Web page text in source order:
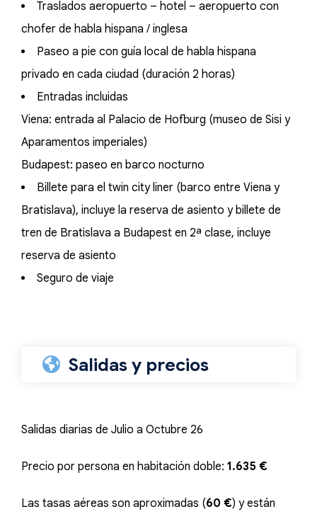
Traslados aeropuerto – hotel – aeropuerto con
chofer de habla hispana / inglesa
Paseo a pie con guía local de habla hispana
privado en cada ciudad (duración 2 horas)
Entradas incluidas
Viena: entrada al Palacio de Hofburg (museo de Sisi y
Aparamentos imperiales)
Budapest: paseo en barco nocturno
Billete para el twin city liner (barco entre Viena y
Bratislava), incluye la reserva de asiento y billete de
tren de Bratislava a Budapest en 2ª clase, incluye
reserva de asiento
Seguro de viaje
Salidas y precios
Salidas diarias de Julio a Octubre 26
Precio por persona en habitación doble: 1.635 €
Las tasas aéreas son aproximadas (60 €) y están